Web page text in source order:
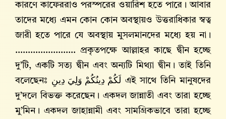
কারণে কাফেররাও পরস্পরের ওয়ারিশ হতে পারে। আবার
তাদের মধ্যে এমন কোন কোন অবস্থায়ও উত্তরাধিকার স্বত্ব
জারী হতে পারে যে অবস্থায় মুসলমানদের মধ্যে হয় না।
........................ প্রকৃতপক্ষে আল্লাহর কাছে দ্বীন হচ্ছে
দু’টি, একটি সত্য দ্বীন এবং অন্যটি মিথ্যা দ্বীন। তাই তিনি
বলেছেনঃ لَكُمْ دِينُكُمْ وَلِيَ دِينِ এই সাথে তিনি মানুষদের
দু’দলে বিভক্ত করেছেন। একদল জান্নাতী এবং তারা হচ্ছে
মু’মিন। একদল জাহান্নামী এবং সামগ্রিকভাবে তারা হচ্ছে